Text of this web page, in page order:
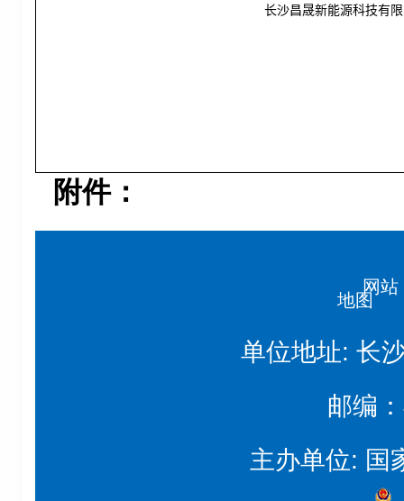
长沙昌晟新能源科技有
附件：
网站
地图
单位地址: 长
邮编
主办单位: 国